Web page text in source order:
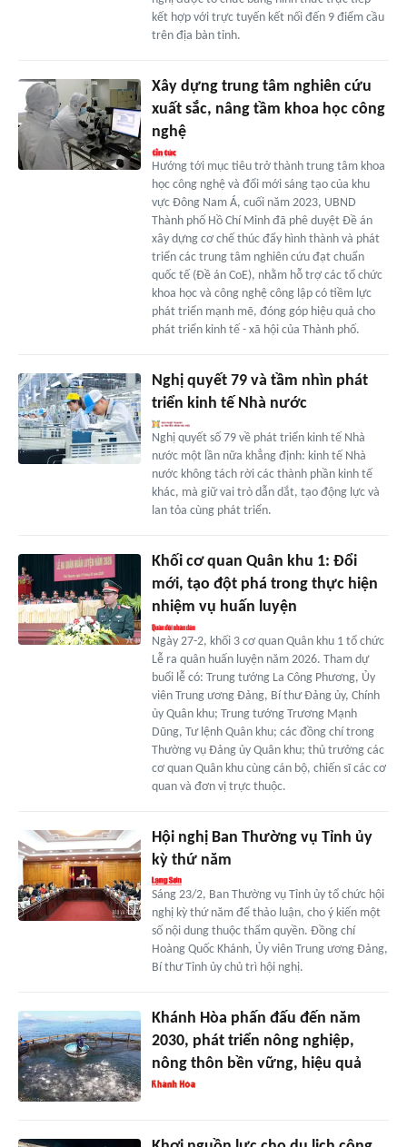
kết hợp với trực tuyến kết nối đến 9 điểm cầu
trên địa bàn tỉnh.
Xây dựng trung tâm nghiên cứu
xuất sắc, nâng tầm khoa học công
nghệ
Hướng tới mục tiêu trở thành trung tâm khoa
học công nghệ và đổi mới sáng tạo của khu
vực Đông Nam Á, cuối năm 2023, UBND
Thành phố Hồ Chí Minh đã phê duyệt Đề án
xây dựng cơ chế thúc đẩy hình thành và phát
triển các trung tâm nghiên cứu đạt chuẩn
quốc tế (Đề án CoE), nhằm hỗ trợ các tổ chức
khoa học và công nghệ công lập có tiềm lực
phát triển mạnh mẽ, đóng góp hiệu quả cho
phát triển kinh tế - xã hội của Thành phố.
Nghị quyết 79 và tầm nhìn phát
triển kinh tế Nhà nước
Nghị quyết số 79 về phát triển kinh tế Nhà
nước một lần nữa khẳng định: kinh tế Nhà
nước không tách rời các thành phần kinh tế
khác, mà giữ vai trò dẫn dắt, tạo động lực và
lan tỏa cùng phát triển.
Khối cơ quan Quân khu 1: Đổi
mới, tạo đột phá trong thực hiện
nhiệm vụ huấn luyện
Ngày 27-2, khối 3 cơ quan Quân khu 1 tổ chức
Lễ ra quân huấn luyện năm 2026. Tham dự
buổi lễ có: Trung tướng La Công Phương, Ủy
viên Trung ương Đảng, Bí thư Đảng ủy, Chính
ủy Quân khu; Trung tướng Trương Mạnh
Dũng, Tư lệnh Quân khu; các đồng chí trong
Thường vụ Đảng ủy Quân khu; thủ trưởng các
cơ quan Quân khu cùng cán bộ, chiến sĩ các cơ
quan và đơn vị trực thuộc.
Hội nghị Ban Thường vụ Tỉnh ủy
kỳ thứ năm
Sáng 23/2, Ban Thường vụ Tỉnh ủy tổ chức hội
nghị kỳ thứ năm để thảo luận, cho ý kiến một
số nội dung thuộc thẩm quyền. Đồng chí
Hoàng Quốc Khánh, Ủy viên Trung ương Đảng,
Bí thư Tỉnh ủy chủ trì hội nghị.
Khánh Hòa phấn đấu đến năm
2030, phát triển nông nghiệp,
nông thôn bền vững, hiệu quả